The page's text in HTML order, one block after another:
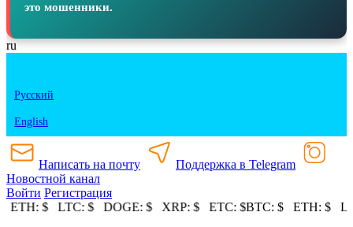
это мошенники.
ru
Русский
English
Написать на почту
Поддержка в Telegram
Новостной канал
Войти Регистрация
ETH:$ LTC:$ DOGE:$ XRP:$ ETC:$BTC:$ ETH:$